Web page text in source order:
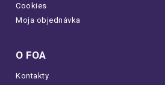
Cookies
Moja objednávka
O FOA
Kontakty